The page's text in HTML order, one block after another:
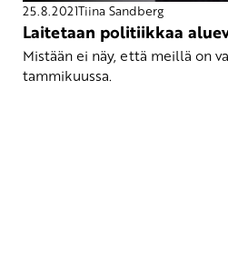
25.8.2021Tiina Sandberg
Laitetaan politiikkaa
Mistään ei näy, että meillä on
tammikuussa.